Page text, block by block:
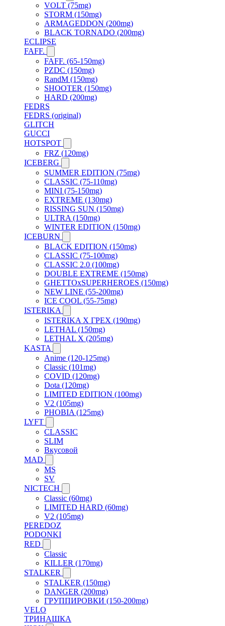
VOLT (75mg)
STORM (150mg)
ARMAGEDDON (200mg)
BLACK TORNADO (200mg)
ECLIPSE
FAFF.
FAFF. (65-150mg)
PZDC (150mg)
RandM (150mg)
SHOOTER (150mg)
HARD (200mg)
FEDRS
FEDRS (original)
GLITCH
GUCCI
HOTSPOT
FRZ (120mg)
ICEBERG
SUMMER EDITION (75mg)
CLASSIC (75-110mg)
MINI (75-150mg)
EXTREME (130mg)
RISSING SUN (150mg)
ULTRA (150mg)
WINTER EDITION (150mg)
ICEBURN
BLACK EDITION (150mg)
CLASSIC (75-100mg)
CLASSIC 2.0 (100mg)
DOUBLE EXTREME (150mg)
GHETTOxSUPERHEROES (150mg)
NEW LINE (55-200mg)
ICE COOL (55-75mg)
ISTERIKA
ISTERIKA X ГРЕХ (190mg)
LETHAL (150mg)
LETHAL X (205mg)
KASTA
Anime (120-125mg)
Classic (101mg)
COVID (120mg)
Dota (120mg)
LIMITED EDITION (100mg)
V2 (105mg)
PHOBIA (125mg)
LYFT
CLASSIC
SLIM
Вкусовой
MAD
MS
SV
NICTECH
Classic (60mg)
LIMITED HARD (60mg)
V2 (105mg)
PEREDOZ
PODONKI
RED
Classic
KILLER (170mg)
STALKER
STALKER (150mg)
DANGER (200mg)
ГРУППИРОВКИ (150-200mg)
VELO
ТРИНАШКА